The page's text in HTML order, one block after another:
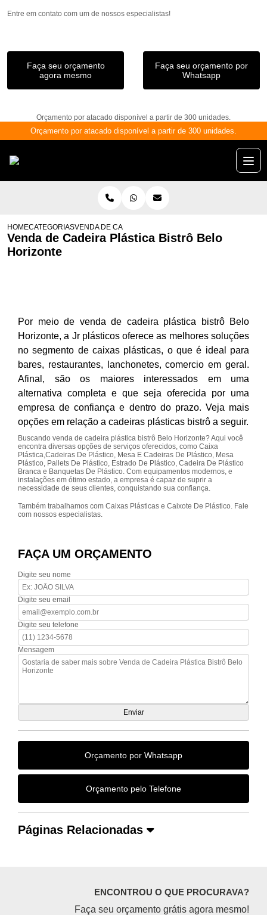
Entre em contato com um de nossos especialistas!
Faça seu orçamento
agora mesmo
Faça seu orçamento por
Whatsapp
Orçamento por atacado disponível a partir de 300 unidades.
Orçamento por atacado disponível a partir de 300 unidades.
HOMECATEGORIASVENDA DE CADEIRA PLÁSTICA BISTRÔ BELO
Venda de Cadeira Plástica Bistrô Belo
Horizonte
Por meio de venda de cadeira plástica bistrô Belo
Horizonte, a Jr plásticos oferece as melhores soluções
no segmento de caixas plásticas, o que é ideal para
bares, restaurantes, lanchonetes, comercio em geral.
Afinal, são os maiores interessados em uma
alternativa completa e que seja oferecida por uma
empresa de confiança e dentro do prazo. Veja mais
opções em relação a cadeiras plásticas bistrô a seguir.
Buscando venda de cadeira plástica bistrô Belo Horizonte? Aqui você
encontra diversas opções de serviços oferecidos, como Caixa
Plástica,Cadeiras De Plástico, Mesa E Cadeiras De Plástico, Mesa
Plástico, Pallets De Plástico, Estrado De Plástico, Cadeira De Plástico
Branca e Banquetas De Plástico. Com equipamentos modernos, e
instalações em ótimo estado, a empresa é capaz de suprir a
necessidade de seus clientes, conquistando sua confiança.
Também trabalhamos com Caixas Plásticas e Caixote De Plástico. Fale
com nossos especialistas.
FAÇA UM ORÇAMENTO
Digite seu nome
Digite seu email
Digite seu telefone
Mensagem
Orçamento por Whatsapp
Orçamento pelo Telefone
Páginas Relacionadas
ENCONTROU O QUE PROCURAVA?
Faça seu orçamento grátis agora mesmo!